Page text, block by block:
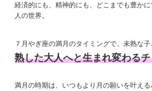
経済的にも、精神的にも、どこまでも豊か
人の世界。
７月やぎ座の満月のタイミングで、未熟な子
熟した大人へと生まれ変わる
満月の時期は、いつもより月の願いを叶え